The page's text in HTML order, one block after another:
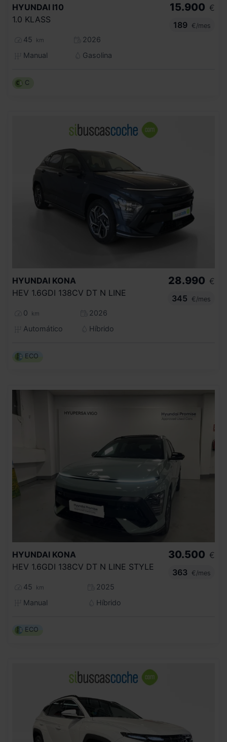
HYUNDAI I10
1.0 KLASS
45 km
2026
Manual
Gasolina
15.900 €
189
€/mes
C
HYUNDAI KONA
HEV 1.6GDI 138CV DT N LINE
0 km
2026
Automático
Híbrido
28.990 €
345
€/mes
ECO
HYUNDAI KONA
HEV 1.6GDI 138CV DT N LINE STYLE
45 km
2025
Manual
Híbrido
30.500 €
363
€/mes
ECO